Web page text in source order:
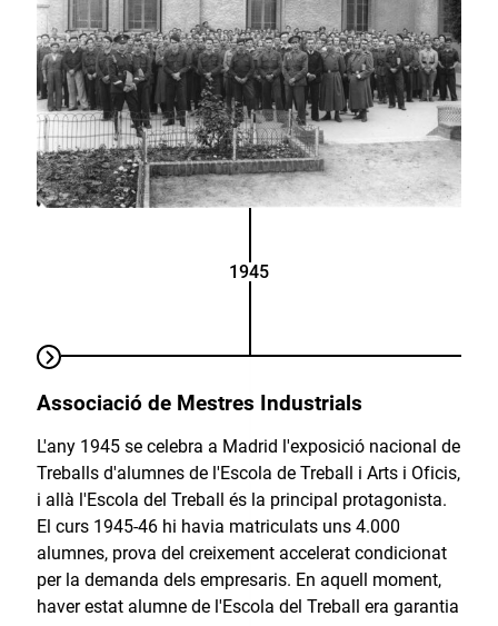
1945
Associació de Mestres Industrials
L'any 1945 se celebra a Madrid l'exposició nacional de
Treballs d'alumnes de l'Escola de Treball i Arts i Oficis,
i allà l'Escola del Treball és la principal protagonista.
El curs 1945-46 hi havia matriculats uns 4.000
alumnes, prova del creixement accelerat condicionat
per la demanda dels empresaris. En aquell moment,
haver estat alumne de l'Escola del Treball era garantia